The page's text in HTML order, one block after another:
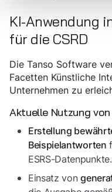
KI-Anwendung
für die CSRD
Die Tanso Software
Facetten Künstliche
Unternehmen zu
Aktuelle Nutzung
Erstellung
Beispielantworten
ESRS-Datenpunkte.
Einsatz von